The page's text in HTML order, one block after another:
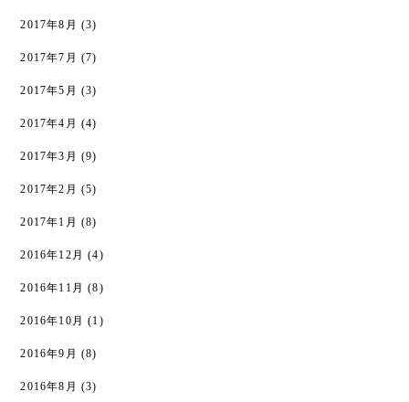
2017年8月 (3)
2017年7月 (7)
2017年5月 (3)
2017年4月 (4)
2017年3月 (9)
2017年2月 (5)
2017年1月 (8)
2016年12月 (4)
2016年11月 (8)
2016年10月 (1)
2016年9月 (8)
2016年8月 (3)